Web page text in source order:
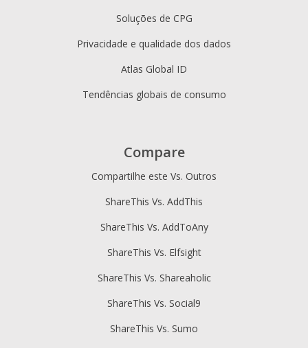
Soluções de CPG
Privacidade e qualidade dos dados
Atlas Global ID
Tendências globais de consumo
Compare
Compartilhe este Vs. Outros
ShareThis Vs. AddThis
ShareThis Vs. AddToAny
ShareThis Vs. Elfsight
ShareThis Vs. Shareaholic
ShareThis Vs. Social9
ShareThis Vs. Sumo